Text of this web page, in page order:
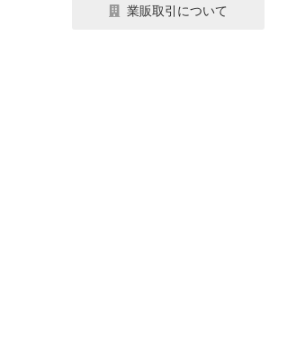
業販取引について